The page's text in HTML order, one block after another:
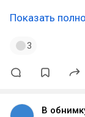
Показать
3
В